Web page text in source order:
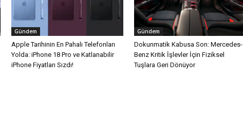
Gündem
Apple Tarihinin En Pahalı Telefonları
Yolda: iPhone 18 Pro ve Katlanabilir
iPhone Fiyatları Sızdı!
Gündem
Dokunmatik Kabusa Son: Mercedes-
Benz Kritik İşlevler İçin Fiziksel
Tuşlara Geri Dönüyor